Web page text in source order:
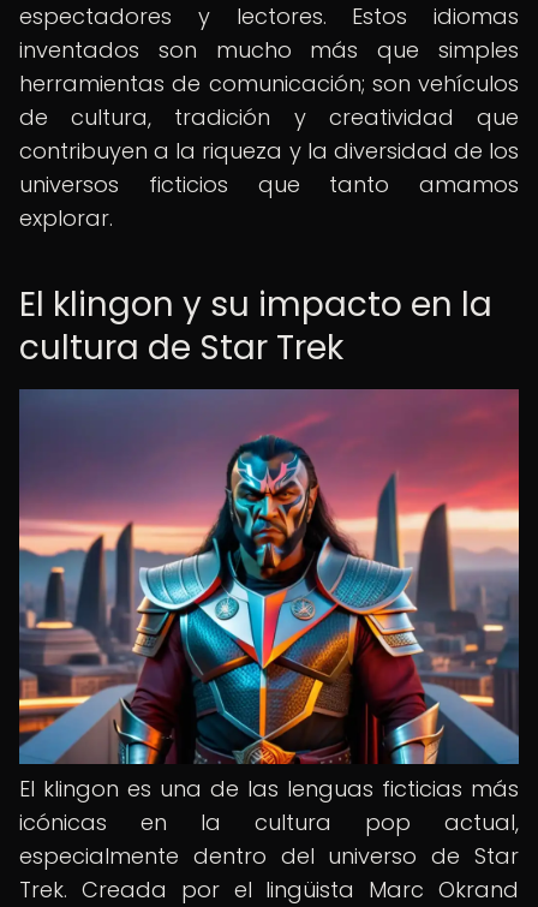
espectadores y lectores. Estos idiomas
inventados son mucho más que simples
herramientas de comunicación; son vehículos
de cultura, tradición y creatividad que
contribuyen a la riqueza y la diversidad de los
universos ficticios que tanto amamos
explorar.
El klingon y su impacto en la
cultura de Star Trek
El klingon es una de las lenguas ficticias más
icónicas en la cultura pop actual,
especialmente dentro del universo de Star
Trek. Creada por el lingüista Marc Okrand